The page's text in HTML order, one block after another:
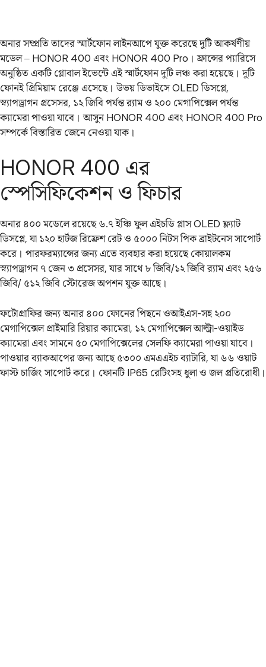
অনার সম্প্রতি তাদের স্মার্টফোন লাইনআপে যুক্ত করেছে দুটি আকর্ষণীয়
মডেল – HONOR 400 এবং HONOR 400 Pro। ফ্রান্সের প্যারিসে
অনুষ্ঠিত একটি গ্লোবাল ইভেন্টে এই স্মার্টফোন দুটি লঞ্চ করা হয়েছে। দুটি
ফোনই প্রিমিয়াম রেঞ্জে এসেছে। উভয় ডিভাইসে OLED ডিসপ্লে,
স্ন্যাপড্রাগন প্রসেসর, ১২ জিবি পর্যন্ত র‌্যাম ও ২০০ মেগাপিক্সেল পর্যন্ত
ক্যামেরা পাওয়া যাবে। আসুন HONOR 400 এবং HONOR 400 Pro
সম্পর্কে বিস্তারিত জেনে নেওয়া যাক।
HONOR 400 এর
স্পেসিফিকেশন ও ফিচার
অনার ৪০০ মডেলে রয়েছে ৬.৭ ইঞ্চি ফুল এইচডি প্লাস OLED ফ্ল্যাট
ডিসপ্লে, যা ১২০ হার্টজ রিফ্রেশ রেট ও ৫০০০ নিটস পিক ব্রাইটনেস সাপোর্ট
করে। পারফরম্যান্সের জন্য এতে ব্যবহার করা হয়েছে কোয়ালকম
স্ন্যাপড্রাগন ৭ জেন ৩ প্রসেসর, যার সাথে ৮ জিবি/১২ জিবি র‌্যাম এবং ২৫৬
জিবি/ ৫১২ জিবি স্টোরেজ অপশন যুক্ত আছে।
ফটোগ্রাফির জন্য অনার ৪০০ ফোনের পিছনে ওআইএস-সহ ২০০
মেগাপিক্সেল প্রাইমারি রিয়ার ক্যামেরা, ১২ মেগাপিক্সেল আল্ট্রা-ওয়াইড
ক্যামেরা এবং সামনে ৫০ মেগাপিক্সেলের সেলফি ক্যামেরা পাওয়া যাবে।
পাওয়ার ব্যাকআপের জন্য আছে ৫৩০০ এমএএইচ ব্যাটারি, যা ৬৬ ওয়াট
ফাস্ট চার্জিং সাপোর্ট করে। ফোনটি IP65 রেটিংসহ ধুলা ও জল প্রতিরোধী।